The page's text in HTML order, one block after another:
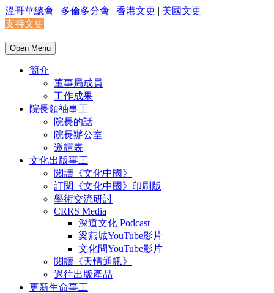
溫哥華總會 | 多倫多分會 | 香港文更 | 美國文更
支持文更
Open Menu
簡介
董事局成員
工作成果
院長領袖事工
院長的話
院長辦公室
邀請表
文化出版事工
閱讀《文化中國》
訂閱《文化中國》印刷版
學術交流研討
CRRS Media
深道文化 Podcast
梁燕城YouTube影片
文化問YouTube影片
閱讀《天情通訊》
過往出版產品
更新生命事工